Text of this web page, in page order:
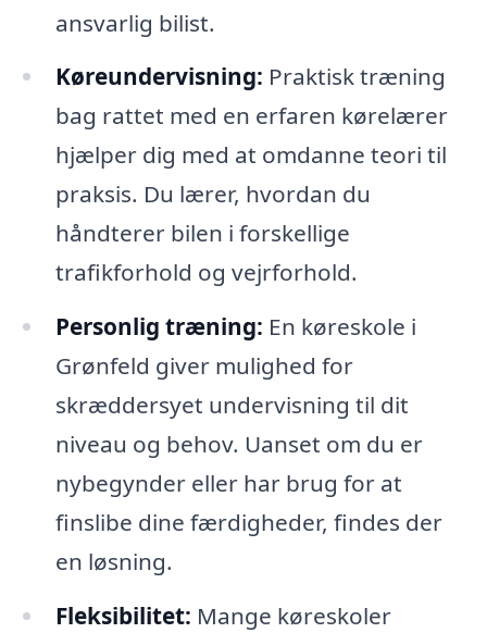
ansvarlig bilist.
Køreundervisning: Praktisk træning
bag rattet med en erfaren kørelærer
hjælper dig med at omdanne teori til
praksis. Du lærer, hvordan du
håndterer bilen i forskellige
trafikforhold og vejrforhold.
Personlig træning: En køreskole i
Grønfeld giver mulighed for
skræddersyet undervisning til dit
niveau og behov. Uanset om du er
nybegynder eller har brug for at
finslibe dine færdigheder, findes der
en løsning.
Fleksibilitet: Mange køreskoler